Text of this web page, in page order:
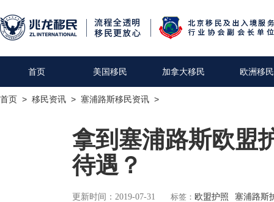
首页 美国移民 加拿大移民 欧洲移民
首页 > 移民资讯 > 塞浦路斯移民资讯 >
拿到塞浦路斯欧盟
待遇？
更新时间：2019-07-31 标签： 欧盟护照 塞浦路斯